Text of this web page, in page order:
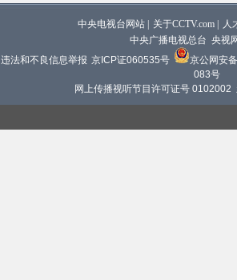
中央电视台网站 关于CCTV.com
人
中央广播电视总台 央视
违法和不良信息举报 京ICP证060535号
京公网安
083号
网上传播视听节目许可证号